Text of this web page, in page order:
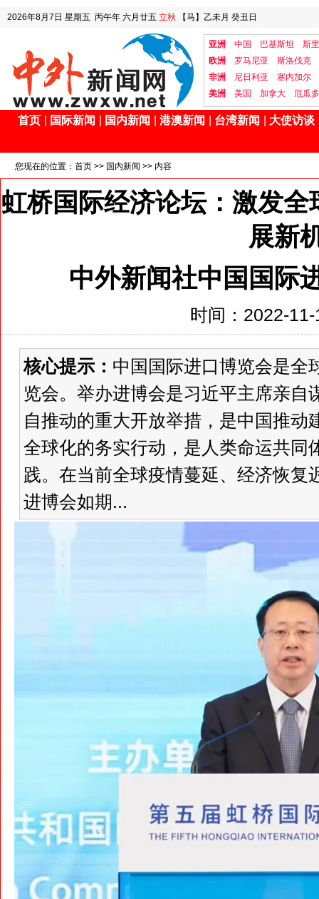
2026年8月7日 星期五 丙午年 六月廿五 立秋 【马】乙未月 癸丑日
亚洲 中国 巴基斯坦
斯
欧洲
罗马尼亚
斯洛伐克
非洲
尼日利亚
塞内加尔
美洲
美国 加拿大 厄瓜
首页 国际新闻 国内新闻 港澳新闻 台湾新闻 大使访谈
您现在的位置： 首页 >> 国内新闻 >> 内容
虹桥国际经济论坛：激发
展新
中外新闻社中国国际
时间：2022-
核心提示： 中国国际进口博览会是全
览会。举办进博会是习近平主席亲自
自推动的重大开放举措，是中国推动
全球化的务实行动，是人类命运共同
践。在当前全球疫情蔓延、经济恢复
进博会如期...